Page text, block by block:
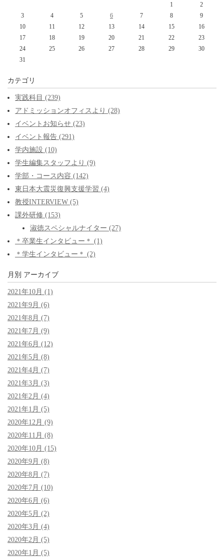
1
2
3
4 5 6 7 8
9
10
11 12 13 14 15
16
17
18 19 20 21 22
23
24
25 26 27 28 29
30
31
カテゴリ
実践科目 (239)
アドミッションオフィスより (28)
イベントお知らせ (23)
イベント報告 (291)
学内施設 (10)
学生編集スタッフより (9)
学部・コース内容 (142)
東日本大震災復興支援学習 (4)
教授INTERVIEW (5)
課外研修 (153)
淑徳スペシャルナイター (27)
＊卒業生インタビュー＊ (1)
＊学生インタビュー＊ (2)
月別 アーカイブ
2021年10月 (1)
2021年9月 (6)
2021年8月 (7)
2021年7月 (9)
2021年6月 (12)
2021年5月 (8)
2021年4月 (7)
2021年3月 (3)
2021年2月 (4)
2021年1月 (5)
2020年12月 (9)
2020年11月 (8)
2020年10月 (15)
2020年9月 (8)
2020年8月 (7)
2020年7月 (10)
2020年6月 (6)
2020年5月 (2)
2020年3月 (4)
2020年2月 (5)
2020年1月 (5)